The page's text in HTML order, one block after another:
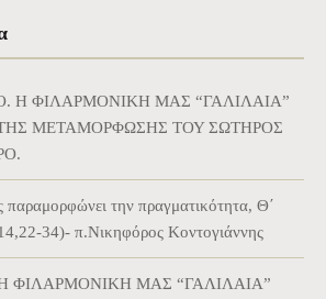
Η ΦΙΛΑΡΜΟΝΙΚΗ ΜΑΣ “ΓΑΛΙΛΑΙΑ”
ΤΗΣ ΜΕΤΑΜΟΡΦΩΣΗΣ ΤΟΥ ΣΩΤΗΡΟΣ
την πραγματικότητα, Θ΄
34)- π.Νικηφόρος Κοντογιάννης
ΦΙΛΑΡΜΟΝΙΚΗ ΜΑΣ “ΓΑΛΙΛΑΙΑ”